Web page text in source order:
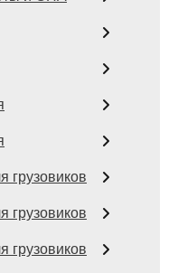
грузовиков
грузовиков
грузовиков